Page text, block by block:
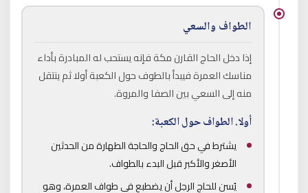
الطواف والسعي
إذا دخل الحاج القارن مكة فإنه يستحب له المبادرة بأداء
مناسك العمرة فيبدأ بالطوف حول الكعبة أولا ثم ينتقل
منه إلى السعي بين الصفا والمروة.
أولا.الطواف حول الكعبة:
يشترط في حق الحاج والحاجة الطهارة من الحدثين
الأصغر والأكبر قبل البدء بالطواف.
يُسن للحاج الرجل أن يضطبع في طواف العمرة، وهو